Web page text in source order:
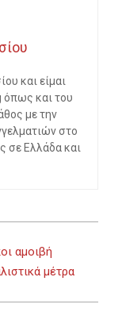
και είμαι
όπως και του
με την
στο
σε Ελλάδα και
αμοιβή
μέτρα